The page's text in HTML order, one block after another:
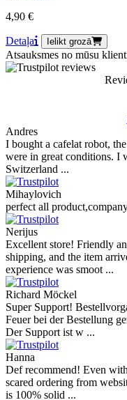
4,90 €
Detaļa Ielikt grozā
Atsauksmes no mūsu
Andres
I bought a cafelat robot,
were in great conditions. I
Switzerland ...
Mihaylovich
perfect all
Nerijus
Excellent store! Friendly
shipping, and the item
experience was smoot ...
Richard Möckel
Super Support!
Feuer bei der Bestellung
Der Support ist w ...
Hanna
Def recommend! Even
scared ordering from
is 100% solid ...